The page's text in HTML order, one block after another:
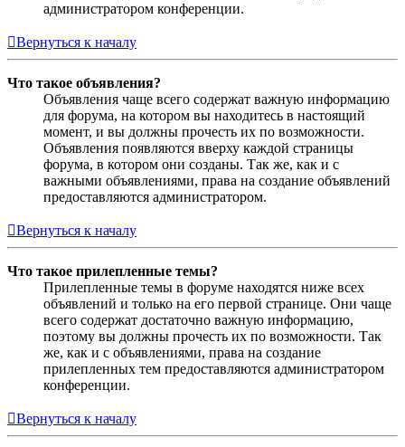
администратором конференции.
Вернуться к началу
Что такое объявления?
Объявления чаще всего содержат важную информацию
для форума, на котором вы находитесь в настоящий
момент, и вы должны прочесть их по возможности.
Объявления появляются вверху каждой страницы
форума, в котором они созданы. Так же, как и с
важными объявлениями, права на создание объявлений
предоставляются администратором.
Вернуться к началу
Что такое прилепленные темы?
Прилепленные темы в форуме находятся ниже всех
объявлений и только на его первой странице. Они чаще
всего содержат достаточно важную информацию,
поэтому вы должны прочесть их по возможности. Так
же, как и с объявлениями, права на создание
прилепленных тем предоставляются администратором
конференции.
Вернуться к началу